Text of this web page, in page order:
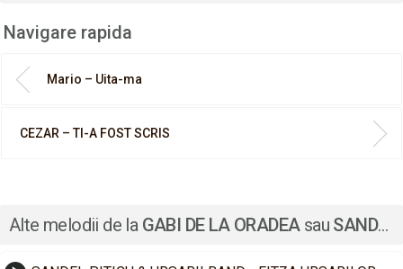
Navigare rapida
Mario – Uita-ma
CEZAR – TI-A FOST SCRIS
Alte melodii de la GABI DE LA ORADEAsau SANDEL PITICU